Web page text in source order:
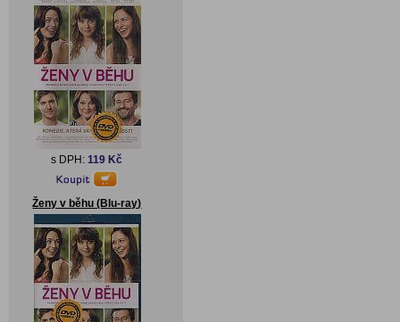
s DPH:119 Kč
Ženy v běhu (Blu-ray)